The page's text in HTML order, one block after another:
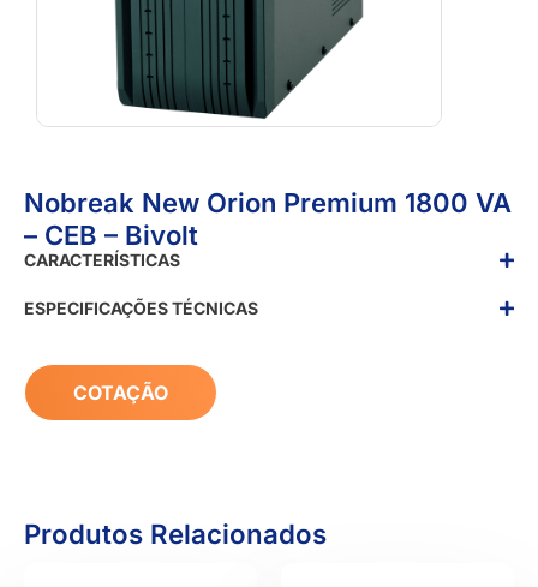
Nobreak New Orion Premium 1800 VA
– CEB – Bivolt
CARACTERÍSTICAS
ESPECIFICAÇÕES TÉCNICAS
COTAÇÃO
Produtos Relacionados